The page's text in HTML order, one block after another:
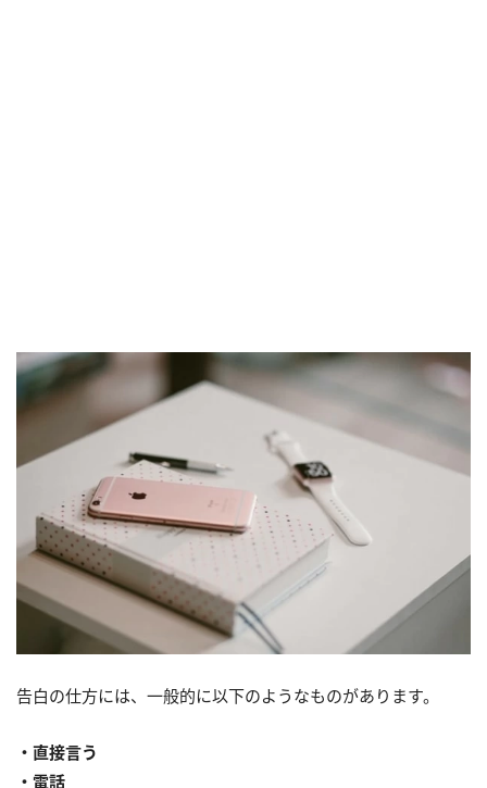
告白の仕方には、一般的に以下のようなものがあります。
・直接言う
・電話